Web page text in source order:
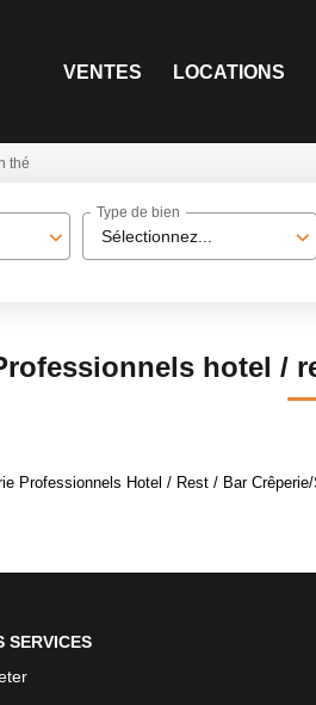
VENTES LOCATIONS
thé
Sélectionnez...
Type de bien
hotel /
Professionnels Hotel / Rest / Bar
SERVICES